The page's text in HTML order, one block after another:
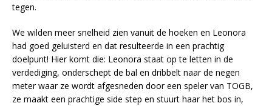
tegen.
We wilden meer snelheid zien vanuit de hoeken en Leonora
had goed geluisterd en dat resulteerde in een prachtig
doelpunt! Hier komt die: Leonora staat op te letten in de
verdediging, onderschept de bal en dribbelt naar de negen
meter waar ze wordt afgesneden door een speler van TOGB,
ze maakt een prachtige side step en stuurt haar het bos in,